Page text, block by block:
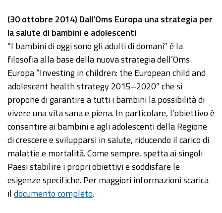
(30 ottobre 2014) Dall’Oms Europa una strategia per
la salute di bambini e adolescenti
“I bambini di oggi sono gli adulti di domani” è la
filosofia alla base della nuova strategia dell’Oms
Europa “Investing in children: the European child and
adolescent health strategy 2015–2020” che si
propone di garantire a tutti i bambini la possibilità di
vivere una vita sana e piena. In particolare, l’obiettivo è
consentire ai bambini e agli adolescenti della Regione
di crescere e svilupparsi in salute, riducendo il carico di
malattie e mortalità. Come sempre, spetta ai singoli
Paesi stabilire i propri obiettivi e soddisfare le
esigenze specifiche. Per maggiori informazioni scarica
ildocumento completo.